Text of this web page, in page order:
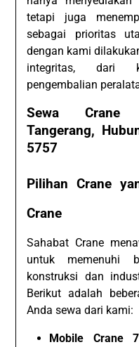
tetapi juga
sebagai prioritas
dengan kami
integritas, dari
pengembalian
Sewa Crane
Tangerang,
5757
Pilihan Crane
Crane
Sahabat Crane
untuk memenuhi
konstruksi dan
Berikut adalah
Anda sewa dari kami:
Mobile Crane